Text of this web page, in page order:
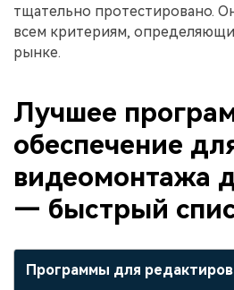
тщательно протестировано.
всем критериям,
рынке.
Лучшее
обеспечение
видеомонтажа
— быстрый
Программы для